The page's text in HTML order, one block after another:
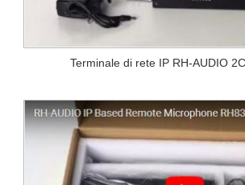
Terminale di rete IP RH-AUDIO